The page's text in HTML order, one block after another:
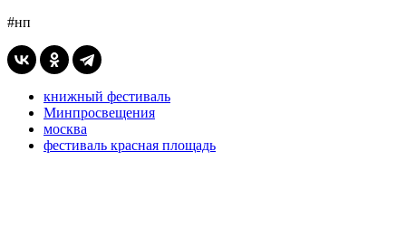
#нп
книжный фестиваль
Минпросвещения
москва
фестиваль красная площадь